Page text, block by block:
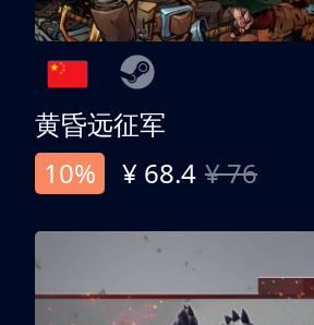
黄昏远征军
10%
¥ 68.4 ¥ 76